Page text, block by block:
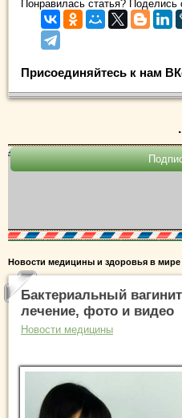
Понравилась статья? Поделись
Присоединяйтесь к нам
.
Новости медицины и здоровья в мире
Бактериальный
лечение, фото и видео
Новости медицины